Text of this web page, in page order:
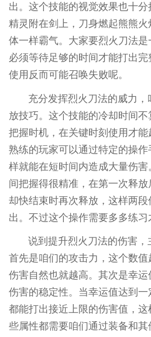
出。这个技能的视觉效果也十
精灵附在剑上，刀身燃起熊熊
体一样霸气。大家要烈火刀法是
必须等待足够的时间才能打出
使用反而可能召唤失败呢。
充分发挥烈火刀法的威力
放技巧。这个技能的冷却时间
把握时机，在关键时刻使用才能
熟练的玩家可以通过特定的操
样就能在短时间内造成大量伤
间把握得很精准，在第一次释
却快结束时再次释放，这样两
出。不过这个操作需要多多练习
说到提升烈火刀法的伤害，
首先是咱们的攻击力，这个数
伤害自然也就越高。其次是幸
伤害的稳定性。当幸运值达到
都能打出接近上限的伤害值，
些属性都需要咱们通过装备和